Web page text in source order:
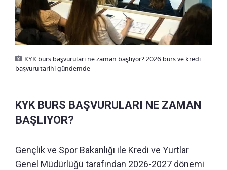
KYK burs başvuruları ne zaman başlıyor? 2026 burs ve kredi
başvuru tarihi gündemde
KYK BURS BAŞVURULARI NE ZAMAN
BAŞLIYOR?
Gençlik ve Spor Bakanlığı ile Kredi ve Yurtlar
Genel Müdürlüğü tarafından 2026-2027 dönemi